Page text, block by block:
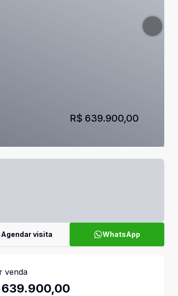
R$ 639.900,00
Agendar visita WhatsApp
venda
639.900,00